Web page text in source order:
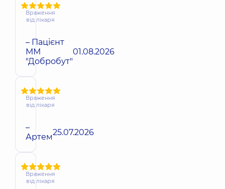
Враження
від лікаря
– Пацієнт
ММ
"Добробут"
01.08.2026
Враження
від лікаря
–
Артем25.07.2026
Враження
від лікаря